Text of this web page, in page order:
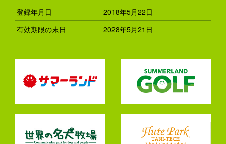
登録年月日
2018年5月22日
有効期限の末日
2028年5月21日